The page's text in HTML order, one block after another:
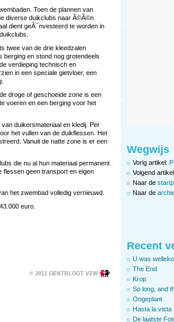
Toen de plannen van
diverse duikclubs naar Ã©Ã©n
dient geÃ¯nvesteerd te worden in
twee van de drie kleedzalen
berging en stond nog grotendeels
verdieping technisch en
in een speciale gietvloer, een
droge of geschoeide zone is een
voeren en een berging voor het
duikersmateriaal en kledij. Per
het vullen van de duikflessen. Het
Vanuit de natte zone is er een
die nu al hun materiaal permanent
flessen geen transport en eigen
het zwembad volledig vernieuwd.
euro.
© 2011 GENTBLOGT VZW
Wegwijs
Vorig artikel:
Volgend
Naar de
Naar de
Recent
U was
The End
Krop
So long, and
Ongeplant
Hasta la vista
De laatste